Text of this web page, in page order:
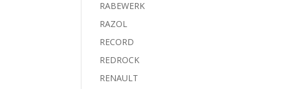
RABEWERK
RAZOL
RECORD
REDROCK
RENAULT